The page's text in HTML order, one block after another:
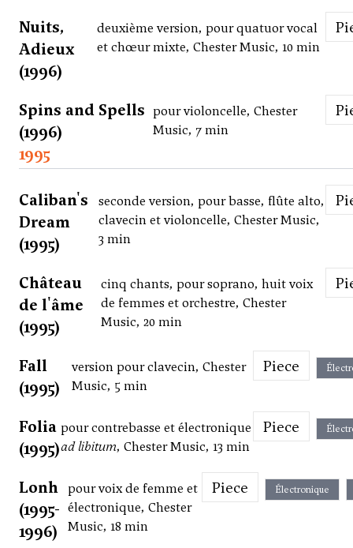
Nuits,
Adieux
(1996)
deuxième version, pour quatuor vocal
et chœur mixte, Chester Music, 10 min
Spins and Spells
(1996)
pour violoncelle, Chester
Music, 7 min
1995
Caliban's
Dream
(1995)
seconde version, pour basse, flûte alto,
clavecin et violoncelle, Chester Music,
3 min
Château
de l'âme
(1995)
cinq chants, pour soprano, huit voix
de femmes et orchestre, Chester
Music, 20 min
Fall
(1995)
version pour clavecin, Chester
Music, 5 min
Piece
Folia
(1995)
pour contrebasse et électronique
ad libitum, Chester Music, 13 min
Piece
Lonh
(1995-
1996)
pour voix de femme et
électronique, Chester
Music, 18 min
Piece Électronique